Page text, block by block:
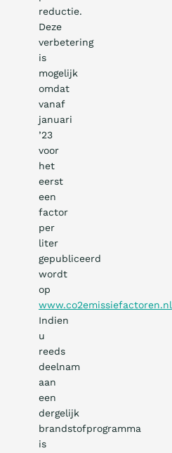
reductie.
Deze
verbetering
is
mogelijk
omdat
vanaf
januari
’23
voor
het
eerst
een
factor
per
liter
gepubliceerd
wordt
op
www.co2emissiefactoren.nl
Indien
u
reeds
deelnam
aan
een
dergelijk
brandstofprogramma
is